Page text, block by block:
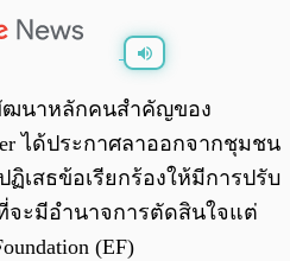
ฒนาหลักคนสำคัญของ
ได้ประกาศลาออกจากชุมชน
ฏิเสธข้อเรียกร้องให้มีการปรับ
ะมีอำนาจการตัดสินใจแต่
(EF)